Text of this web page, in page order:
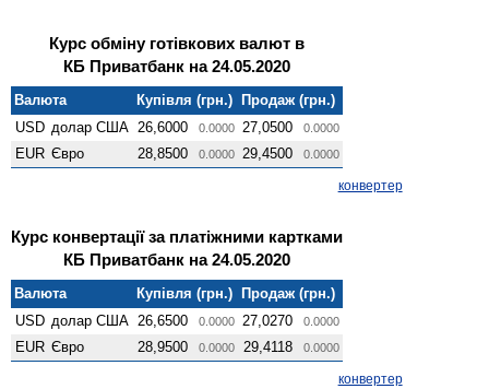
Курс обміну готівкових валют в
КБ Приватбанк на 24.05.2020
Валюта Купівля (грн.) Продаж (грн.)
USD долар США 26,6000 0.0000 27,0500 0.0000
EUR Євро 28,8500 0.0000 29,4500 0.0000
конвертер
Курс конвертації за платіжними картками
КБ Приватбанк на 24.05.2020
Валюта Купівля (грн.) Продаж (грн.)
USD долар США 26,6500 0.0000 27,0270 0.0000
EUR Євро 28,9500 0.0000 29,4118 0.0000
конвертер